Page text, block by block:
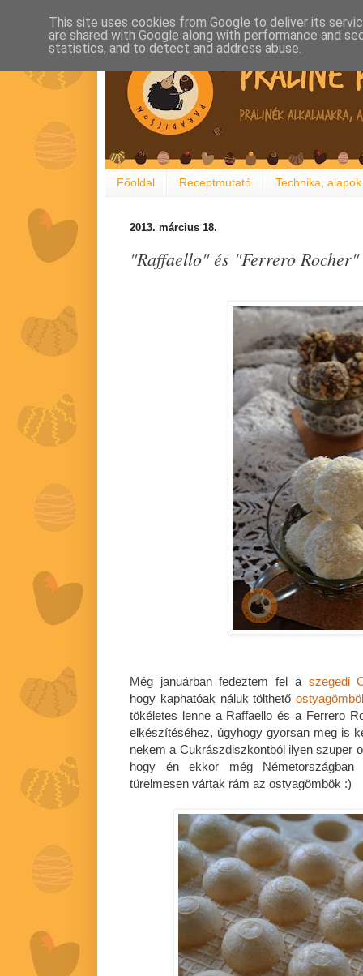
Főoldal Receptmutató Technika, alapok
2013. március 18.
"Raffaello" és "Ferrero
Még januárban fedeztem fel a szegedi
hogy kaphatóak náluk tölthető
tökéletes lenne a Raffaello és a Ferrero
elkészítéséhez, úgyhogy gyorsan meg is
nekem a Cukrászdiszkontból ilyen szuper
hogy én ekkor még
türelmesen vártak rám az ostyagömbök :)
This site uses cookies from Google to deliver its
are shared with Google along with performance and
statistics, and to detect and address abuse.